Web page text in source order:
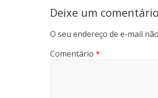
Deixe um comentário
O seu endereço de e-mail
Comentário *